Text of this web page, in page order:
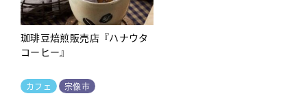
珈琲豆焙煎販売店『ハナウタ
コーヒー』
カフェ 宗像市